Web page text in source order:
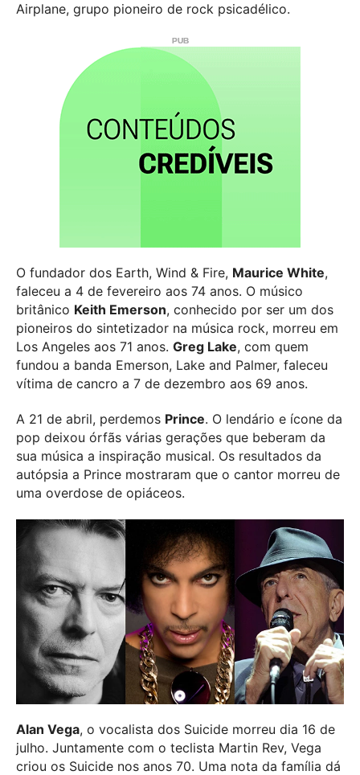
Airplane, grupo pioneiro de rock psicadélico.
O fundador dos Earth, Wind & Fire, Maurice White,
faleceu a 4 de fevereiro aos 74 anos. O músico
britânico Keith Emerson, conhecido por ser um dos
pioneiros do sintetizador na música rock, morreu em
Los Angeles aos 71 anos. Greg Lake, com quem
fundou a banda Emerson, Lake and Palmer, faleceu
vítima de cancro a 7 de dezembro aos 69 anos.
A 21 de abril, perdemos Prince. O lendário e ícone da
pop deixou órfãs várias gerações que beberam da
sua música a inspiração musical. Os resultados da
autópsia a Prince mostraram que o cantor morreu de
uma overdose de opiáceos.
Alan Vega, o vocalista dos Suicide morreu dia 16 de
julho. Juntamente com o teclista Martin Rev, Vega
criou os Suicide nos anos 70. Uma nota da família dá